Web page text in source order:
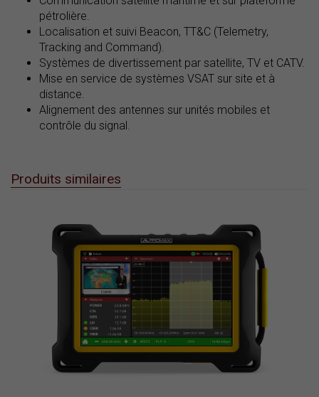
pétrolière.
Localisation et suivi Beacon, TT&C (Telemetry,
Tracking and Command).
Systèmes de divertissement par satellite, TV et CATV.
Mise en service de systèmes VSAT sur site et à
distance.
Alignement des antennes sur unités mobiles et
contrôle du signal.
Produits similaires